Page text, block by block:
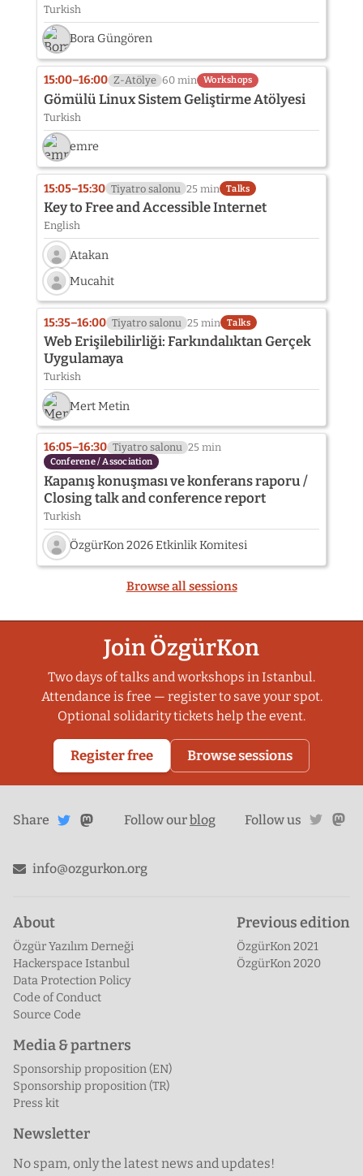
Turkish
Bora Güngören
15:00–16:00 Z-Atölye 60 min Workshops
Gömülü Linux Sistem Geliştirme Atölyesi
Turkish
emre
15:05–15:30 Tiyatro salonu 25 min Talks
Key to Free and Accessible Internet
English
Speaker
photo
not
provided
yet:
Atakan
Atakan
Speaker
photo
not
provided
yet:
Mucahit
Mucahit
15:35–16:00 Tiyatro salonu 25 min Talks
Web Erişilebilirliği: Farkındalıktan Gerçek
Uygulamaya
Turkish
Mert Metin
16:05–16:30 Tiyatro salonu 25 min
Conferene / Association
Kapanış konuşması ve konferans raporu /
Closing talk and conference report
Turkish
Speaker
ÖzgürKon
Etkinlik
Komitesi
ÖzgürKon 2026 Etkinlik Komitesi
Browse all sessions
Join ÖzgürKon
Two days of talks and workshops in Istanbul.
Attendance is free — register to save your spot.
Optional solidarity tickets help the event.
Register free Browse sessions
Share
on
Share on
Mastodon
Follow ourblog Follow us
info@ozgurkon.org
About
Özgür Yazılım Derneği
Hackerspace Istanbul
Data Protection Policy
Code of Conduct
Source Code
Previous edition
ÖzgürKon 2021
ÖzgürKon 2020
Media & partners
Sponsorship proposition (EN)
Sponsorship proposition (TR)
Press kit
Newsletter
No spam, only the latest news and updates!